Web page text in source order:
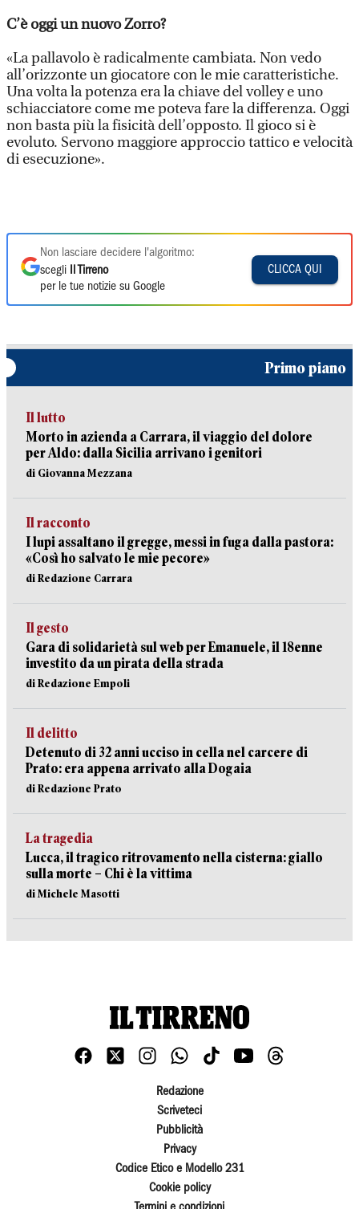
C’è oggi un nuovo Zorro?
«La pallavolo è radicalmente cambiata. Non vedo
all’orizzonte un giocatore con le mie caratteristiche.
Una volta la potenza era la chiave del volley e uno
schiacciatore come me poteva fare la differenza. Oggi
non basta più la fisicità dell’opposto. Il gioco si è
evoluto. Servono maggiore approccio tattico e velocità
di esecuzione».
Non lasciare decidere l'algoritmo:
scegli
Il Tirreno
per le tue notizie su Google
CLICCA QUI
Primo piano
Il lutto
Morto in azienda a Carrara, il viaggio del dolore
per Aldo: dalla Sicilia arrivano i genitori
di Giovanna Mezzana
Il racconto
I lupi assaltano il gregge, messi in fuga dalla pastora:
«Così ho salvato le mie pecore»
di Redazione Carrara
Il gesto
Gara di solidarietà sul web per Emanuele, il 18enne
investito da un pirata della strada
di Redazione Empoli
Il delitto
Detenuto di 32 anni ucciso in cella nel carcere di
Prato: era appena arrivato alla Dogaia
di Redazione Prato
La tragedia
Lucca, il tragico ritrovamento nella cisterna: giallo
sulla morte – Chi è la vittima
di Michele Masotti
Redazione
Scriveteci
Pubblicità
Privacy
Codice Etico e Modello 231
Cookie policy